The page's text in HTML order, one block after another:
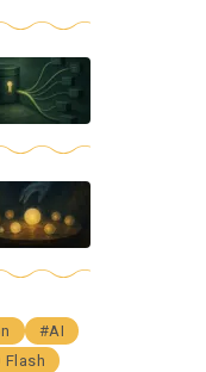
#AI
Flash